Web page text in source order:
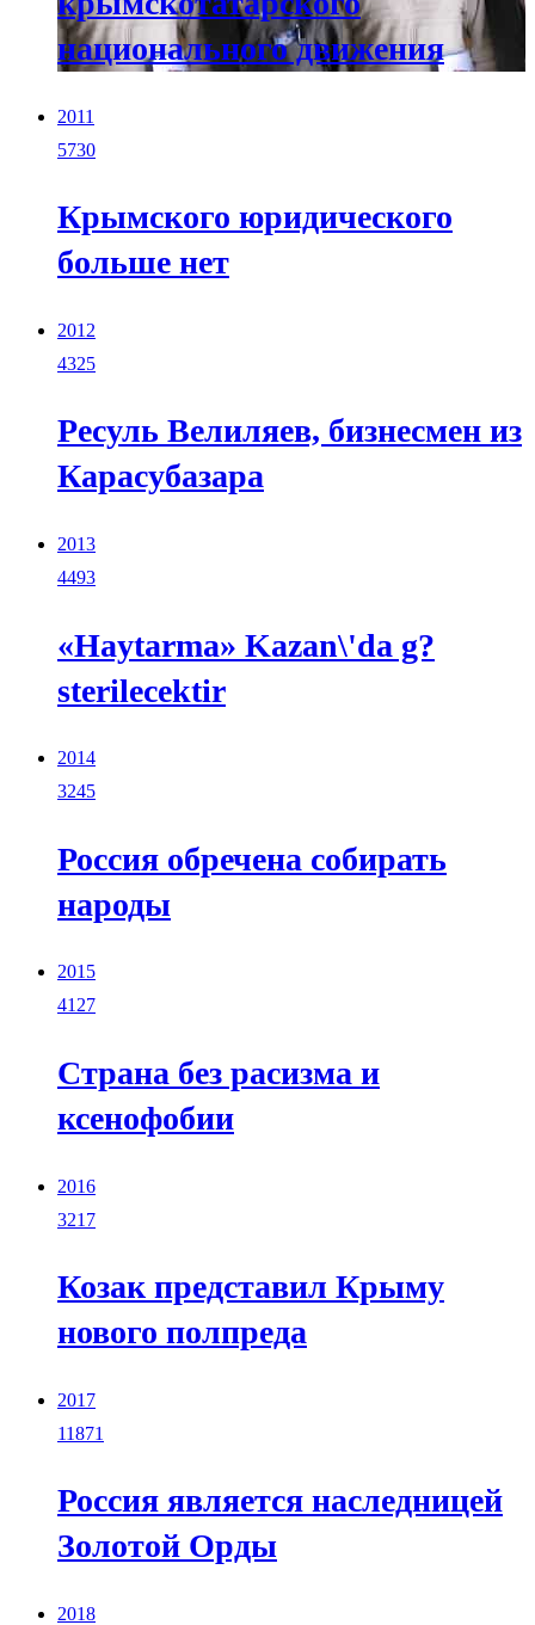
национального движения
2011
5730
Крымского юридического
больше нет
2012
4325
Ресуль Велиляев, бизнесмен из
Карасубазара
2013
4493
«Haytarma» Kazan\'da g?
sterilecektir
2014
3245
Россия обречена собирать
народы
2015
4127
Страна без расизма и
ксенофобии
2016
3217
Козак представил Крыму
нового полпреда
2017
11871
Россия является наследницей
Золотой Орды
2018